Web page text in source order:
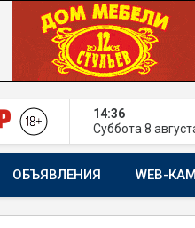
14:36
Суббота 8
ОБЪЯВЛЕНИЯ WEB-
И РЕМОНТ